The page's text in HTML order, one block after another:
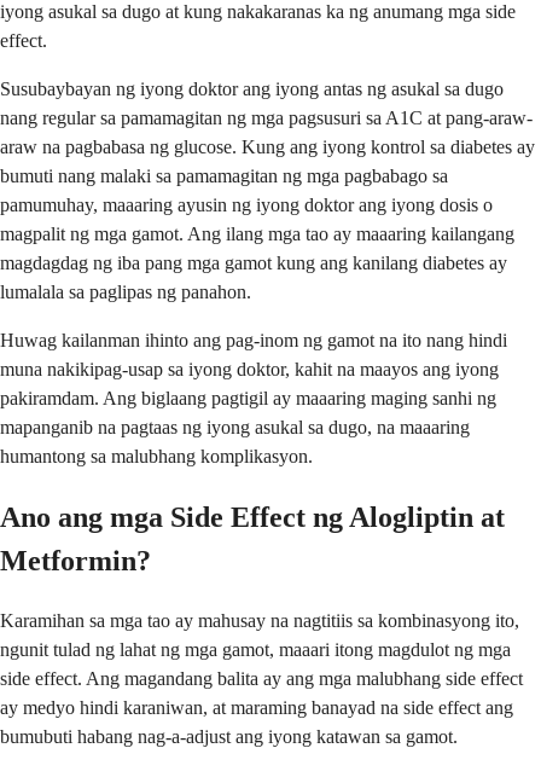
iyong asukal sa dugo at kung nakakaranas ka ng anumang mga side
effect.
Susubaybayan ng iyong doktor ang iyong antas ng asukal sa dugo
nang regular sa pamamagitan ng mga pagsusuri sa A1C at pang-araw-
araw na pagbabasa ng glucose. Kung ang iyong kontrol sa diabetes ay
bumuti nang malaki sa pamamagitan ng mga pagbabago sa
pamumuhay, maaaring ayusin ng iyong doktor ang iyong dosis o
magpalit ng mga gamot. Ang ilang mga tao ay maaaring kailangang
magdagdag ng iba pang mga gamot kung ang kanilang diabetes ay
lumalala sa paglipas ng panahon.
Huwag kailanman ihinto ang pag-inom ng gamot na ito nang hindi
muna nakikipag-usap sa iyong doktor, kahit na maayos ang iyong
pakiramdam. Ang biglaang pagtigil ay maaaring maging sanhi ng
mapanganib na pagtaas ng iyong asukal sa dugo, na maaaring
humantong sa malubhang komplikasyon.
Ano ang mga Side Effect ng Alogliptin at
Metformin?
Karamihan sa mga tao ay mahusay na nagtitiis sa kombinasyong ito,
ngunit tulad ng lahat ng mga gamot, maaari itong magdulot ng mga
side effect. Ang magandang balita ay ang mga malubhang side effect
ay medyo hindi karaniwan, at maraming banayad na side effect ang
bumubuti habang nag-a-adjust ang iyong katawan sa gamot.